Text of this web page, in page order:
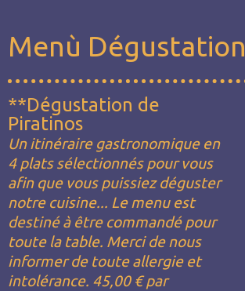
Menù Dégustation
**Dégustation de
Piratinos
Un itinéraire gastronomique en
4 plats sélectionnés pour vous
afin que vous puissiez déguster
notre cuisine... Le menu est
destiné à être commandé pour
toute la table. Merci de nous
informer de toute allergie et
intolérance. 45,00 € par